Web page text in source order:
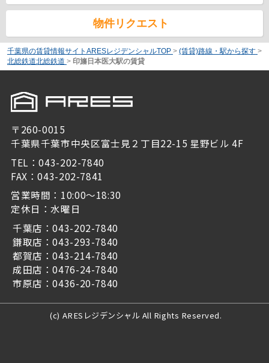
物件リクエスト
千葉県の賃貸情報サイトARESレジデンシャルTOP > (賃貸)路線・駅から探す >
北総鉄道北総鉄道 > 印旛日本医大駅の賃貸
〒260-0015
千葉県千葉市中央区富士見２丁目22-15 星野ビル 4F
TEL：043-202-7840
FAX：043-202-7841
営業時間：10:00～18:30
定休日：水曜日
千葉店：043-202-7840
鎌取店：043-293-7840
都賀店：043-214-7840
成田店：0476-24-7840
市原店：0436-20-7840
(c) ARESレジデンシャル All Rights Reserved.